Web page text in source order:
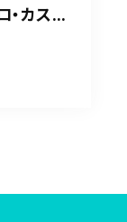
カス...